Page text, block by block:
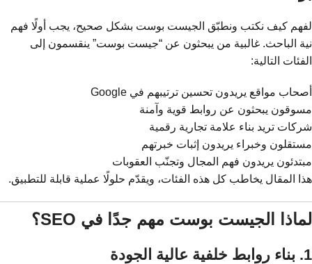
لفهم كيف نكتب ونطبّق الجيست بوست بشكل صحيح، يجب أولًا فهم
نية الباحث. غالبية من يبحثون عن “جيست بوست” ينقسمون إلى
الفئات التالية:
أصحاب مواقع يريدون تحسين ترتيبهم في Google
مسوقون يبحثون عن روابط قوية وآمنة
شركات تريد بناء علامة تجارية رقمية
مستقلون وخبراء يريدون إثبات خبرتهم
مبتدئون يريدون فهم المجال وتجنّب العقوبات
هذا المقال يخاطب كل هذه الفئات، ويقدّم حلولًا عملية قابلة للتطبيق.
لماذا الجيست بوست مهم جدًا في SEO؟
1. بناء روابط خلفية عالية الجودة